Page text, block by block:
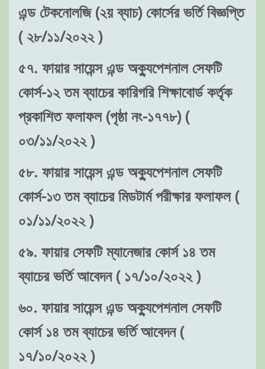
এন্ড টেকনোলজি (২য় ব্যাচ) কোর্সের ভর্তি বিজ্ঞপ্তি
( ২৮/১১/২০২২ )
৫৭. ফায়ার সায়েন্স এন্ড অক্যুপেশনাল সেফটি
কোর্স-১২ তম ব্যাচের কারিগরি শিক্ষাবোর্ড কর্তৃক
প্রকাশিত ফলাফল (পৃষ্ঠা নং-১৭৭৮) (
০৩/১১/২০২২ )
৫৮. ফায়ার সায়েন্স এন্ড অক্যুপেশনাল সেফটি
কোর্স-১৩ তম ব্যাচের মিডটার্ম পরীক্ষার ফলাফল (
০১/১১/২০২২ )
৫৯. ফায়ার সেফটি ম্যানেজার কোর্স ১৪ তম
ব্যাচের ভর্তি আবেদন ( ১৭/১০/২০২২ )
৬০. ফায়ার সায়েন্স এন্ড অক্যুপেশনাল সেফটি
কোর্স ১৪ তম ব্যাচের ভর্তি আবেদন (
১৭/১০/২০২২ )